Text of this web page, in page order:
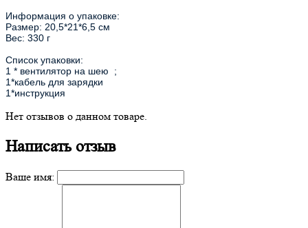
Информация о упаковке:
Размер: 20,5*21*6,5 см
Вес: 330 г
Список упаковки:
1 * вентилятор на шею ;
1*кабель для зарядки
1*инструкция
Нет отзывов о данном товаре.
Написать отзыв
Ваше имя: